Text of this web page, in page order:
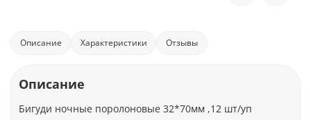
Описание Характеристики Отзывы
Описание
Бигуди ночные поролоновые 32*70мм ,12 шт/уп